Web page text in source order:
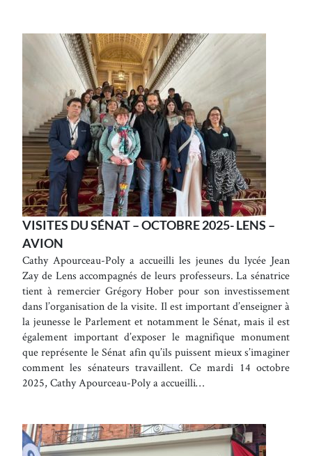
VISITES DU SÉNAT – OCTOBRE 2025- LENS –
AVION
Cathy Apourceau-Poly a accueilli les jeunes du lycée Jean
Zay de Lens accompagnés de leurs professeurs. La sénatrice
tient à remercier Grégory Hober pour son investissement
dans l’organisation de la visite. Il est important d’enseigner à
la jeunesse le Parlement et notamment le Sénat, mais il est
également important d’exposer le magnifique monument
que représente le Sénat afin qu’ils puissent mieux s’imaginer
comment les sénateurs travaillent. Ce mardi 14 octobre
2025, Cathy Apourceau-Poly a accueilli…